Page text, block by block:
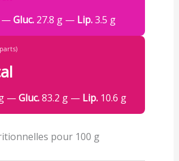
—Gluc.27.8 g — Lip.3.5 g
—Gluc.83.2 g — Lip.10.6 g
pour 100 g